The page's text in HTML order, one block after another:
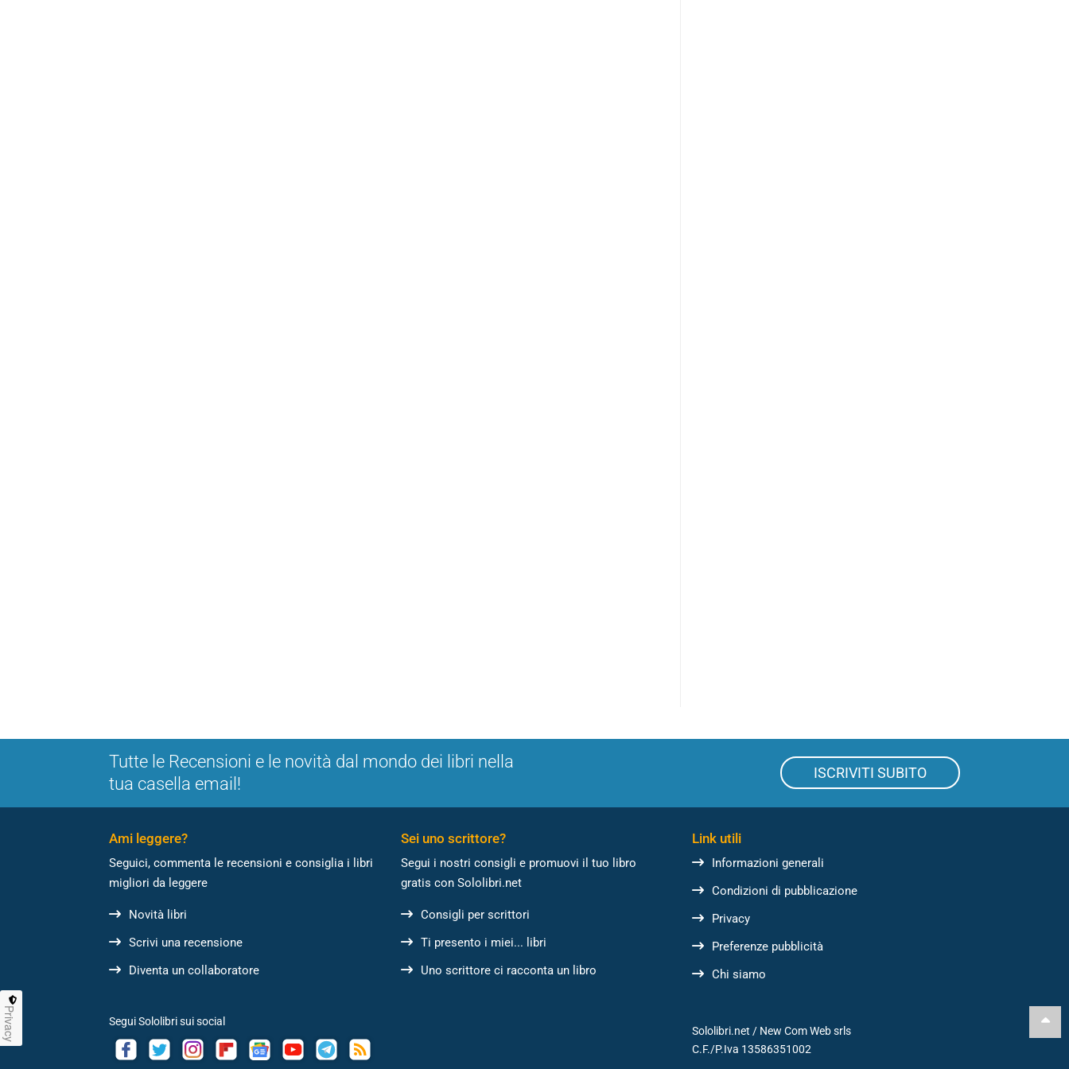
Tutte le Recensioni e le novità dal mondo dei libri nella
tua casella email!
ISCRIVITI SUBITO
Ami leggere?
Seguici, commenta le recensioni e consiglia i libri
migliori da leggere
Novità libri
Scrivi una recensione
Diventa un collaboratore
Sei uno scrittore?
Segui i nostri consigli e promuovi il tuo libro
gratis con Sololibri.net
Consigli per scrittori
Ti presento i miei... libri
Uno scrittore ci racconta un libro
Link utili
Informazioni generali
Condizioni di pubblicazione
Privacy
Preferenze pubblicità
Chi siamo
Segui Sololibri sui social
Sololibri.net / New Com Web srls
C.F./P.Iva 13586351002
Privacy